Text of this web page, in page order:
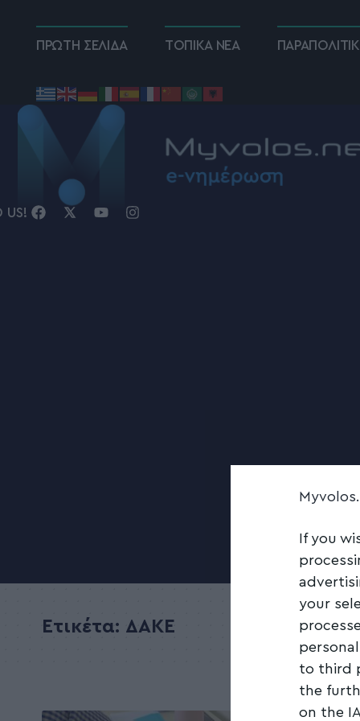
If you
your
to third
the
on the
ΠΡΩΤΗ ΣΕΛΙΔΑ ΤΟΠΙΚΑ ΝΕΑ
US!
Ετικέτα: ΔΑΚΕ